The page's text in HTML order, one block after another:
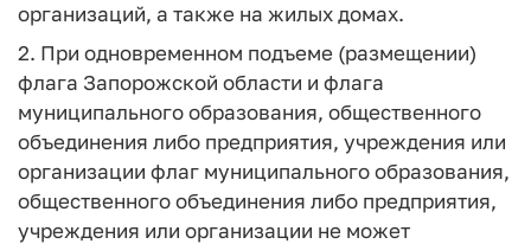
организаций, а также на жилых домах.
2. При одновременном подъеме (размещении)
флага Запорожской области и флага
муниципального образования, общественного
объединения либо предприятия, учреждения или
организации флаг муниципального образования,
общественного объединения либо предприятия,
учреждения или организации не может